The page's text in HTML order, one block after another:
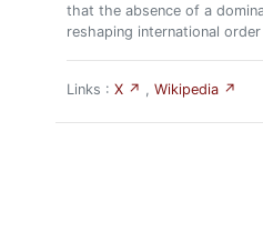
that the absence of a
reshaping international
Links : X ↗ , Wikipedia ↗